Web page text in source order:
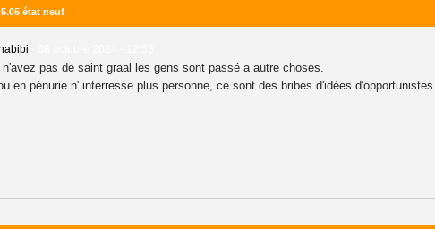
état neuf
pas de saint graal les gens sont passé a autre choses.
en pénurie n' interresse plus personne, ce sont des bribes d'idées